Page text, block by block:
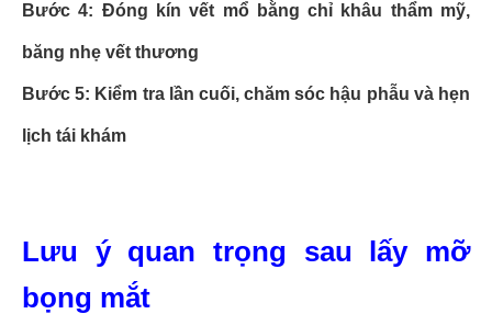
Bước 4: Đóng kín vết mổ bằng chỉ khâu thẩm mỹ,
băng nhẹ vết thương
Bước 5: Kiểm tra lần cuối, chăm sóc hậu phẫu và hẹn
lịch tái khám
Lưu ý quan trọng sau lấy mỡ
bọng mắt